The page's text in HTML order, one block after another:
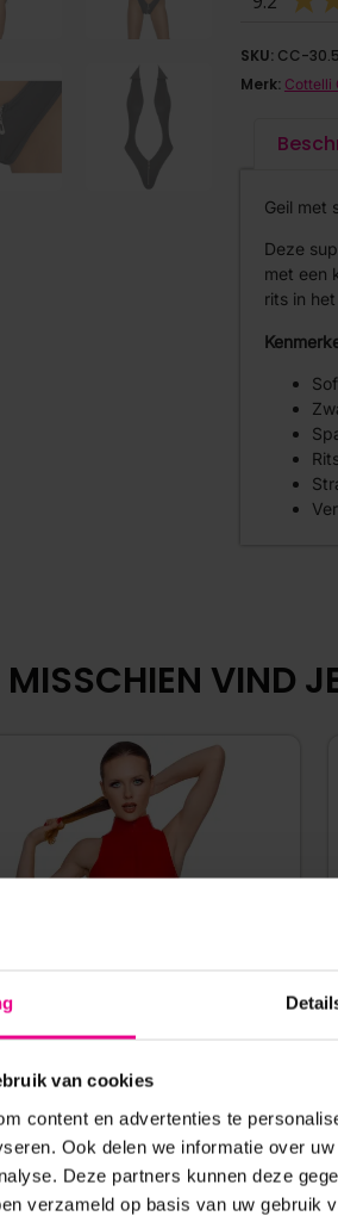
van cookies
content en advertenties te
Ook delen we informatie over
Deze partners kunnen deze
verzameld op basis van uw gebruik
SKU: CC-
Merk: Cottelli
Geil met
Deze
met een
rits in
MISSCHIEN VIND
LAK STRINGBODY MET RITS –
BLACK LEVEL